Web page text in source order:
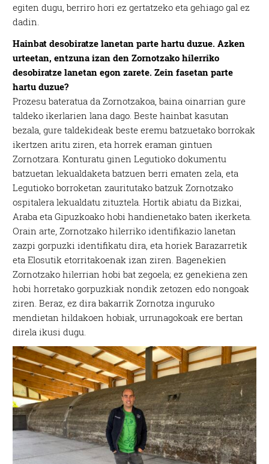
egiten dugu, berriro hori ez gertatzeko eta gehiago gal ez
dadin.
Hainbat desobiratze lanetan parte hartu duzue. Azken
urteetan, entzuna izan den Zornotzako hilerriko
desobiratze lanetan egon zarete. Zein fasetan parte
hartu duzue?
Prozesu bateratua da Zornotzakoa, baina oinarrian gure
taldeko ikerlarien lana dago. Beste hainbat kasutan
bezala, gure taldekideak beste eremu batzuetako borrokak
ikertzen aritu ziren, eta horrek eraman gintuen
Zornotzara. Konturatu ginen Legutioko dokumentu
batzuetan lekualdaketa batzuen berri ematen zela, eta
Legutioko borroketan zauritutako batzuk Zornotzako
ospitalera lekualdatu zituztela. Hortik abiatu da Bizkai,
Araba eta Gipuzkoako hobi handienetako baten ikerketa.
Orain arte, Zornotzako hilerriko identifikazio lanetan
zazpi gorpuzki identifikatu dira, eta horiek Barazarretik
eta Elosutik etorritakoenak izan ziren. Bagenekien
Zornotzako hilerrian hobi bat zegoela; ez genekiena zen
hobi horretako gorpuzkiak nondik zetozen edo nongoak
ziren. Beraz, ez dira bakarrik Zornotza inguruko
mendietan hildakoen hobiak, urrunagokoak ere bertan
direla ikusi dugu.